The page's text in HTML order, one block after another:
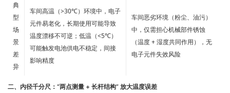
典
型
场
景
差
异
车间高温（>30℃）环境中，电子
元件易老化，长期使用可能导致
温度漂移不可逆；低温（<5℃）
可能触发电池供电不稳定，间接
影响精度
车间恶劣环境（粉尘、油污）
中，仅需担心机械部件锈蚀
（温度 + 湿度共同作用），无
电子元件失效风险
二、内径千分尺：“两点测量 + 长杆结构” 放大温度误差